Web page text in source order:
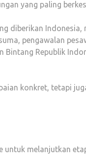
yang paling
diberikan Indonesia,
pengawalan
Bintang Republik
konkret, tetapi
untuk melanjutkan